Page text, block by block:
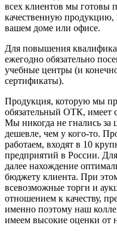
всех клиентов мы готовы
качественную продукцию,
вашем доме или офисе.
Для повышения
ежегодно обязательно
учебные центры (и
сертификаты).
Продукция, которую мы
обязательный ОТК, имеет
Мы никогда не гнались за
дешевле, чем у кого-то.
работаем, входят в 10
предприятий в России.
далее нахождение
бюджету клиента. При
всевозможные торги и
отношением к качеству,
именно поэтому наш
имеем высокие оценки от